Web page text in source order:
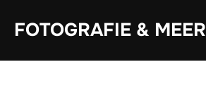
InhaltFOTOGRAFIE & MEER